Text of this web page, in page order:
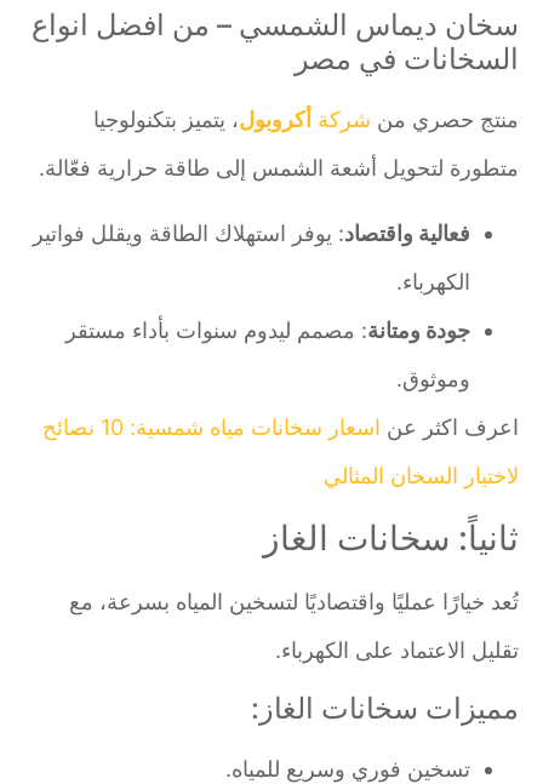
سخان ديماس الشمسي – من افضل انواع
السخانات في مصر
منتج حصري منشركةأكروبول، يتميز بتكنولوجيا
متطورة لتحويل أشعة الشمس إلى طاقة حرارية فعّالة.
فعالية واقتصاد: يوفر استهلاك الطاقة ويقلل فواتير
الكهرباء.
جودة ومتانة: مصمم ليدوم سنوات بأداء مستقر
وموثوق.
اعرف اكثر عن
اسعار سخانات مياه شمسية: 10 نصائح
لاختيار السخان المثالي
ثانياً: سخانات الغاز
تُعد خيارًا عمليًا واقتصاديًا لتسخين المياه بسرعة، مع
تقليل الاعتماد على الكهرباء.
مميزات سخانات الغاز:
تسخين فوري وسريع للمياه.